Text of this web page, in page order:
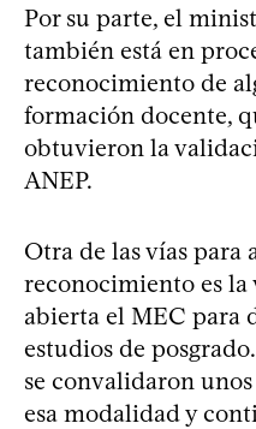
Por su parte, el
también está en
reconocimiento de
formación docente,
obtuvieron la
ANEP.
Otra de las vías para
reconocimiento es
abierta el MEC para
estudios de
se convalidaron
esa modalidad y